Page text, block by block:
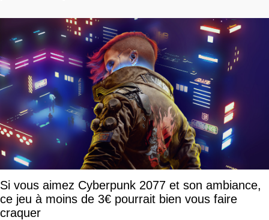
Si vous aimez Cyberpunk 2077 et son ambiance,
ce jeu à moins de 3€ pourrait bien vous faire
craquer